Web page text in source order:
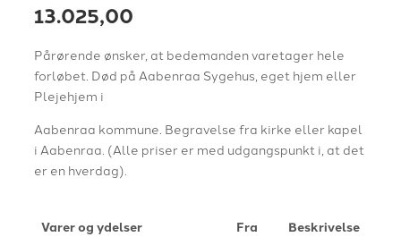
13.025,00
Pårørende ønsker, at bedemanden varetager hele
forløbet. Død på Aabenraa Sygehus, eget hjem eller
Plejehjem i
Aabenraa kommune. Begravelse fra kirke eller kapel
i Aabenraa. (Alle priser er med udgangspunkt i, at det
er en hverdag).
Varer og ydelser
Fra
Beskrivelse